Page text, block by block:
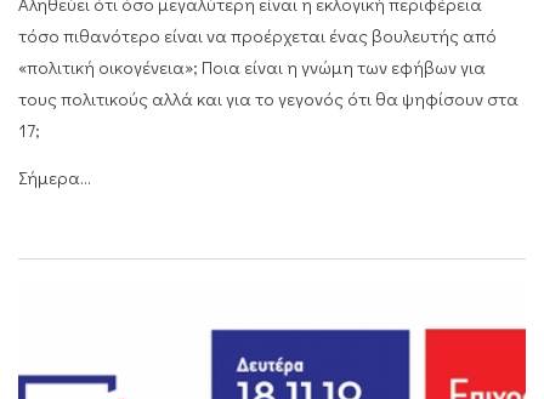
τόσο πιθανότερο είναι να προέρχεται ένας βουλευτής από
«πολιτική οικογένεια»; Ποια είναι η γνώμη των εφήβων για
τους πολιτικούς αλλά και για το γεγονός ότι θα ψηφίσουν στα
17;
Σήμερα...